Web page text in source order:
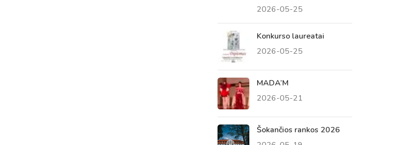
2026-05-25
Konkurso laureatai
2026-05-25
MADA’M
2026-05-21
Šokančios rankos 2026
Virtualus asistentas
Sveiki! Taip, aš esu virtualus. Tačiau
dirbtinis intelektas suteikia man galimybę
ne tik analizuoti Jūsų klausimą, bet dar
tobulai atsimenu visą šioje svetainėje